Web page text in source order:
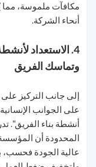
مكافآت ملموسة، مما
أنحاء الشركة.
4. الاستعداد
وتماسك الفريق
إلى جانب التركيز على
على الجوانب
أنشطة بناء الفريق".
المحدودة أن
عالية الجودة فحسب،